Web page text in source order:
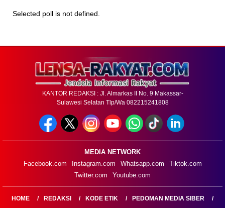
Selected poll is not defined.
KANTOR REDAKSI : Jl. Almarkas II No. 9 Makassar-
Sulawesi Selatan Tlp/Wa 082215241808
MEDIA NETWORK
Facebook.com
Instagram.com Whatsapp.com
Tiktok.com
Twitter.com
Youtube.com
HOME REDAKSI KODE ETIK PEDOMAN MEDIA SIBER